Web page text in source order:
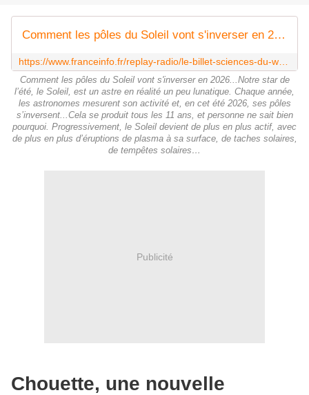
Comment les pôles du Soleil vont s'inverser en 2026
Comment les pôles du Soleil vont s'inverser en 2026...Notre star de
l’été, le Soleil, est un astre en réalité un peu lunatique. Chaque année,
les astronomes mesurent son activité et, en cet été 2026, ses pôles
s’inversent...Cela se produit tous les 11 ans, et personne ne sait bien
pourquoi. Progressivement, le Soleil devient de plus en plus actif, avec
de plus en plus d’éruptions de plasma à sa surface, de taches solaires,
de tempêtes solaires…
Publicité
Chouette, une nouvelle